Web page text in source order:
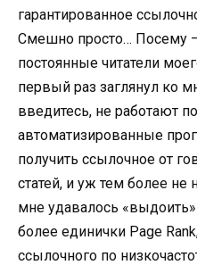
гарантированное
Смешно просто… Посему
постоянные читатели
первый раз заглянул ко
введитесь, не работают
автоматизированные
получить ссылочное от
статей, и уж тем более не
мне удавалось
более единички Page
ссылочного по